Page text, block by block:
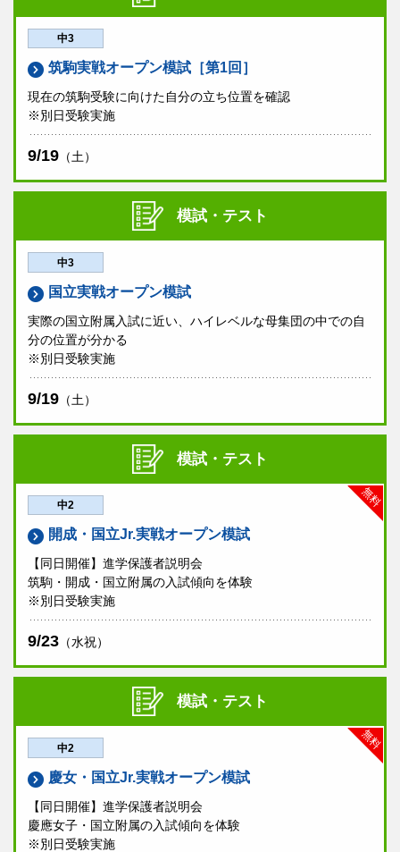
中3
筑駒実戦オープン模試［第1回］
現在の筑駒受験に向けた自分の立ち位置を確認
※別日受験実施
9/19 （土）
模試・テスト
中3
国立実戦オープン模試
実際の国立附属入試に近い、ハイレベルな母集団の中での自
分の位置が分かる
※別日受験実施
9/19 （土）
模試・テスト
無料
中2
開成・国立Jr.実戦オープン模試
【同日開催】進学保護者説明会
筑駒・開成・国立附属の入試傾向を体験
※別日受験実施
9/23 （水祝）
模試・テスト
無料
中2
慶女・国立Jr.実戦オープン模試
【同日開催】進学保護者説明会
慶應女子・国立附属の入試傾向を体験
※別日受験実施